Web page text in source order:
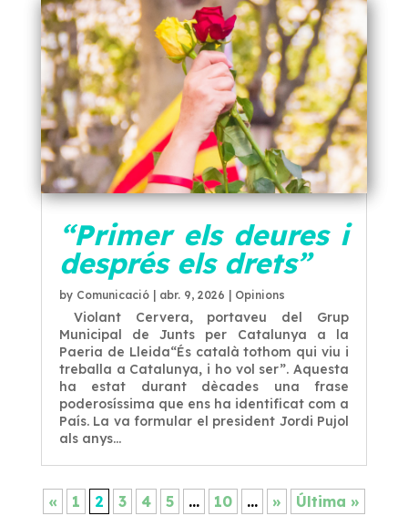
“Primer els deures i
després els drets”
by Comunicació| abr. 9, 2026 Opinions
Violant Cervera, portaveu del Grup
Municipal de Junts per Catalunya a la
Paeria de Lleida“És català tothom qui viu i
treballa a Catalunya, i ho vol ser”. Aquesta
ha estat durant dècades una frase
poderosíssima que ens ha identificat com a
País. La va formular el president Jordi Pujol
als anys...
« 1 2 3 4 5 ... 10 ... » Última »